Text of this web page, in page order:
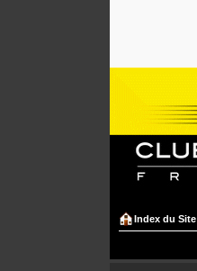
Index du Site